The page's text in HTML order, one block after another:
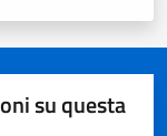
su questa